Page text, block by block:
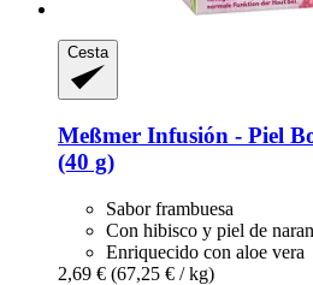
Cesta
Meßmer Infusión -​ Piel
(40 g)
Sabor frambuesa
Con hibisco y piel de
Enriquecido con aloe vera
2,69 € (67,25 € / kg)